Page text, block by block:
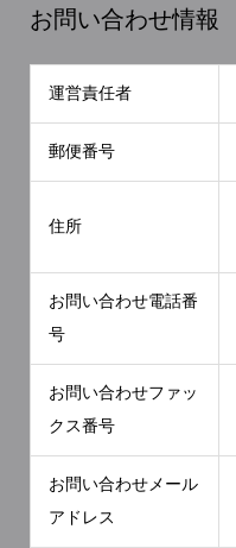
お問い合わせ情報
運営責任者
郵便番号
住所
お問い合わせ電話番
号
お問い合わせファッ
クス番号
お問い合わせメール
アドレス